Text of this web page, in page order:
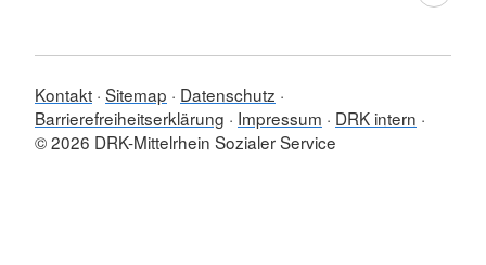
Kontakt Sitemap
Datenschutz
Barrierefreiheitserklärung
Impressum
DRK intern
© 2026 DRK-Mittelrhein Sozialer Service